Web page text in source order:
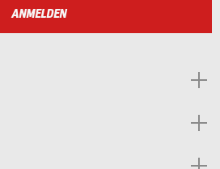
ANMELDEN